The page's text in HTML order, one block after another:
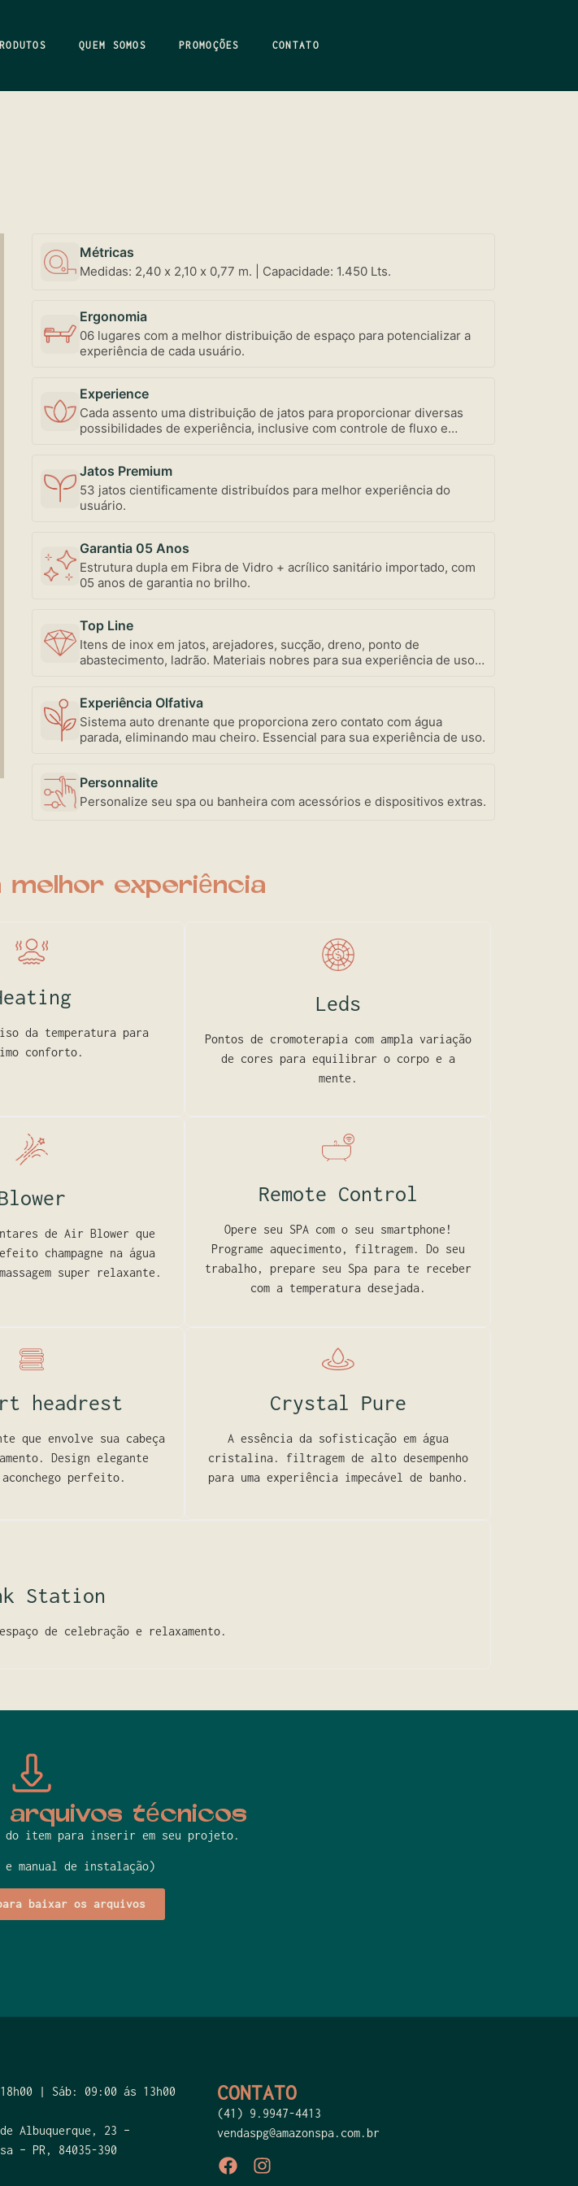
QUEM SOMOS PROMOÇÕES CONTATO
Métricas
Medidas: 2,40 x 2,10 x 0,77 m. | Capacidade: 1.450 Lts.
Ergonomia
06 lugares com a melhor distribuição de espaço para potencializar a
experiência de cada usuário.
Experience
Cada assento uma distribuição de jatos para proporcionar diversas
possibilidades de experiência, inclusive com controle de fluxo e
Jatos Premium
53 jatos cientificamente distribuídos para melhor experiência do
usuário.
Garantia 05 Anos
Estrutura dupla em Fibra de Vidro + acrílico sanitário importado, com
05 anos de garantia no brilho.
Top Line
Itens de inox em jatos, arejadores, sucção, dreno, ponto de
abastecimento, ladrão. Materiais nobres para sua experiência de uso e
Experiência Olfativa
Sistema auto drenante que proporciona zero contato com água
parada, eliminando mau cheiro. Essencial para sua experiência de uso.
Personnalite
Personalize seu spa ou banheira com acessórios e dispositivos extras.
melhor experiência
da temperatura para
conforto.
Leds
Pontos de cromoterapia com ampla variação
de cores para equilibrar o corpo e a
mente.
de Air Blower que
champagne na água
super relaxante.
Remote Control
Opere seu SPA com o seu smartphone!
Programe aquecimento, filtragem. Do seu
trabalho, prepare seu Spa para te receber
com a temperatura desejada.
headrest
que envolve sua cabeça
Design elegante
perfeito.
Crystal Pure
A essência da sofisticação em água
cristalina. filtragem de alto desempenho
para uma experiência impecável de banho.
Station
de celebração e relaxamento.
arquivos técnicos
do item para inserir em seu projeto.
manual de instalação)
baixar os arquivos
| Sáb: 09:00 ás 13h00
Albuquerque, 23 –
– PR, 84035-390
CONTATO
(41) 9.9947-4413
vendaspg@amazonspa.com.br